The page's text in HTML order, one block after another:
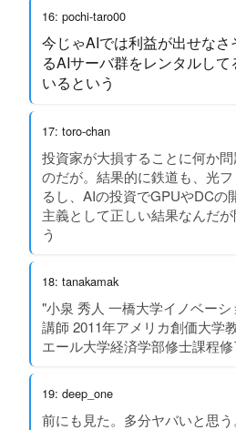
16: pochi-taro00
今じゃAIでは利益が出せな
るAIサーバ群をレンタルし
いるという
17: toro-chan
投資家が大損することに何か
のだが。結果的に鉄道も、光
るし、AIの投資でGPUやDCの
主義として正しい結果なんだ
う
18: tanakamak
"小泉 秀人 一橋大学イノベー
講師 2011年アメリカ創価大学
エール大学経済学部修士課程
19: deep_one
前にも見た。多分ヤバいと思う